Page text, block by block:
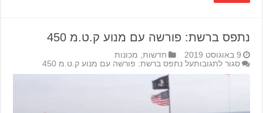
נתפס ברשת: פורשה עם מנוע ק.ט.מ 450
9 באוגוסט 2019 חדשות מכונות
סגור לתגובותעל נתפס ברשת: פורשה עם מנוע ק.ט.מ 450